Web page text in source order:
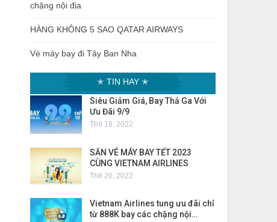
chặng nội địa
HÀNG KHÔNG 5 SAO QATAR AIRWAYS
Vé máy bay đi Tây Ban Nha
✭ TIN HAY ✭
Siêu Giảm Giá, Bay Thả Ga Với
Ưu Đãi 9/9
Th9 16, 2022
SĂN VÉ MÁY BAY TẾT 2023
CÙNG VIETNAM AIRLINES
Th8 20, 2022
Vietnam Airlines tung ưu đãi chỉ
từ 888K bay các chặng nội…